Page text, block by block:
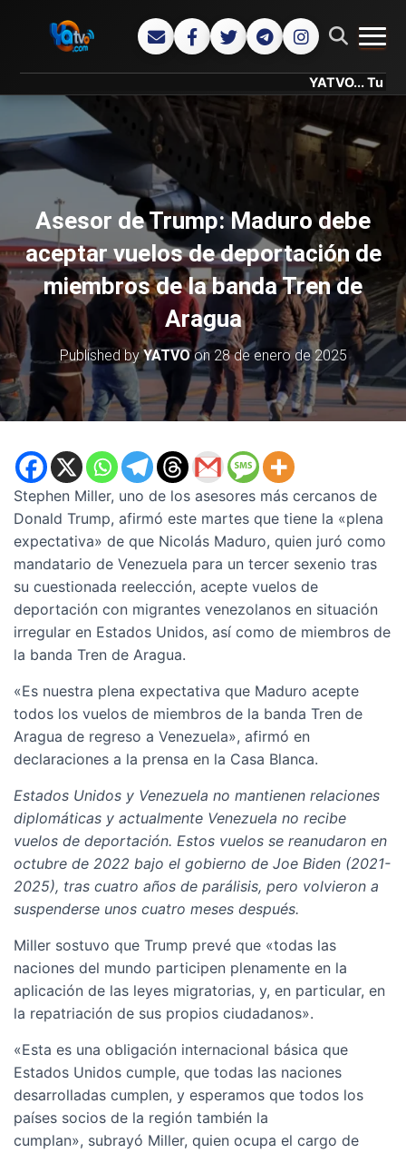
YATVO... Tu Canal
Asesor de Trump: Maduro debe
aceptar vuelos de deportación de
miembros de la banda Tren de
Aragua
Published byYATVOon 28 de enero de 2025
Stephen Miller, uno de los asesores más cercanos de
Donald Trump, afirmó este martes que tiene la «plena
expectativa» de que Nicolás Maduro, quien juró como
mandatario de Venezuela para un tercer sexenio tras
su cuestionada reelección, acepte vuelos de
deportación con migrantes venezolanos en situación
irregular en Estados Unidos, así como de miembros de
la banda Tren de Aragua.
«Es nuestra plena expectativa que Maduro acepte
todos los vuelos de miembros de la banda Tren de
Aragua de regreso a Venezuela», afirmó en
declaraciones a la prensa en la Casa Blanca.
Estados Unidos y Venezuela no mantienen relaciones
diplomáticas y actualmente Venezuela no recibe
vuelos de deportación. Estos vuelos se reanudaron en
octubre de 2022 bajo el gobierno de Joe Biden (2021-
2025), tras cuatro años de parálisis, pero volvieron a
suspenderse unos cuatro meses después.
Miller sostuvo que Trump prevé que «todas las
naciones del mundo participen plenamente en la
aplicación de las leyes migratorias, y, en particular, en
la repatriación de sus propios ciudadanos».
«Esta es una obligación internacional básica que
Estados Unidos cumple, que todas las naciones
desarrolladas cumplen, y esperamos que todos los
países socios de la región también la
cumplan», subrayó Miller, quien ocupa el cargo de